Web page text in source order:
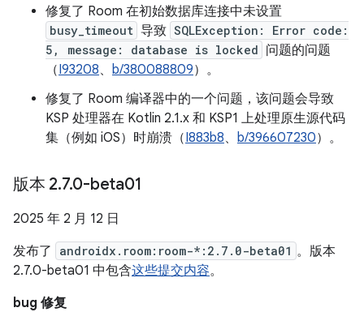
修复了 Room 在初始数据库连接中未设置
busy_timeout 导致 SQLException: Error code:
5, message: database is locked 问题的问题
（I93208、 b/380088809）。
修复了 Room 编译器中的一个问题，该问题会导致
KSP 处理器在 Kotlin 2.1.x 和 KSP1 上处理原生源代码
集（例如 iOS）时崩溃（I883b8、 b/396607230）。
版本 2.7.0-beta01
2025 年 2 月 12 日
发布了
androidx.room:room-*:2.7.0-beta01 。版本
2.7.0-beta01 中包含这些提交内容。
bug 修复